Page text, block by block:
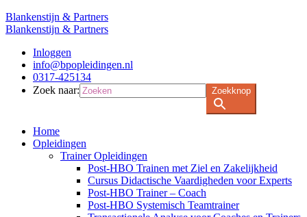
Blankenstijn & Partners
Blankenstijn & Partners
Inloggen
info@bpopleidingen.nl
0317-425134
Zoek naar:
Zoekknop
Home
Opleidingen
Trainer Opleidingen
Post-HBO Trainen met Ziel en Zakelijkheid
Cursus Didactische Vaardigheden voor Experts
Post-HBO Trainer – Coach
Post-HBO Systemisch Teamtrainer